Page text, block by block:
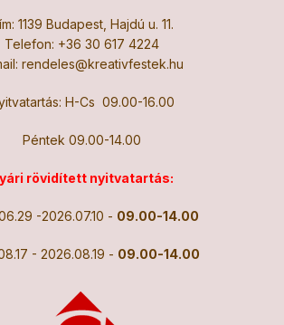
1139 Budapest, Hajdú u. 11.
Telefon: +36 30 617 4224
rendeles@kreativfestek.hu
H-Cs 09.00-16.00
Péntek 09.00-14.00
rövidített nyitvatartás:
-2026.07.10 - 09.00-14.00
- 2026.08.19 - 09.00-14.00